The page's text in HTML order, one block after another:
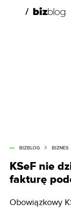
BIZBLOG BIZNES
KSeF nie
fakturę
Obowiązkowy